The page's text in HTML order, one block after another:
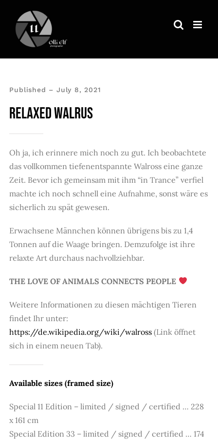
Inhalt
springen
Published – July 8, 2021
RELAXED WALRUS
Oh ja, ich erinnere mich noch zu gut. Ich beobachtete
das vollkommen tiefenentspannte Walross eine ganze
Zeit. Bevor ich gemeinsam mit ihm “in Trance” verfiel
machte ich noch schnell eine Aufnahme, sonst wäre es
sicherlich zu spät gewesen.
Erwachsene Männchen können übrigens bis zu 1,4
Tonnen auf die Waage bringen. Demzufolge ist ihre
relaxte Art durchaus nachvollziehbar.
THE LOVE OF ANIMALS CONNECTS PEOPLE
Weitere Informationen zu diesen mächtigen Tieren
findet Ihr unter:
https://de.wikipedia.org/wiki/walross (Link öffnet
sich in einem neuen Tab).
Available sizes (framed size)
Special 11 Edition – limited / signed / certified … 228
x 161 cm
Special Edition 33 – limited / signed / certified … 174